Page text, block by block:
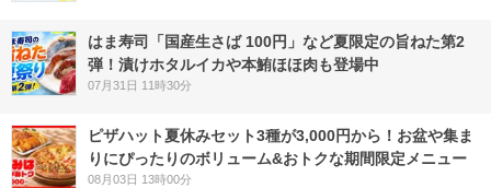
はま寿司「国産生さば 100円」など夏限定の旨ねた第2
弾！漬けホタルイカや本鮪ほほ肉も登場中
07月31日 11時30分
ピザハット夏休みセット3種が3,000円から！お盆や集ま
りにぴったりのボリューム&おトクな期間限定メニュー
08月03日 13時00分